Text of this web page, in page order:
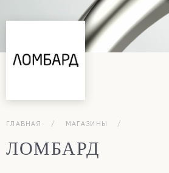
ГЛАВНАЯ МАГАЗИНЫ
ЛОМБАРД